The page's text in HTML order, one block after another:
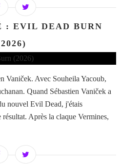
: EVIL DEAD BURN
Vaniček. Avec Souheila Yacoub,
Quand Sébastien Vaniček a
nouvel Evil Dead, j'étais
Après la claque Vermines,